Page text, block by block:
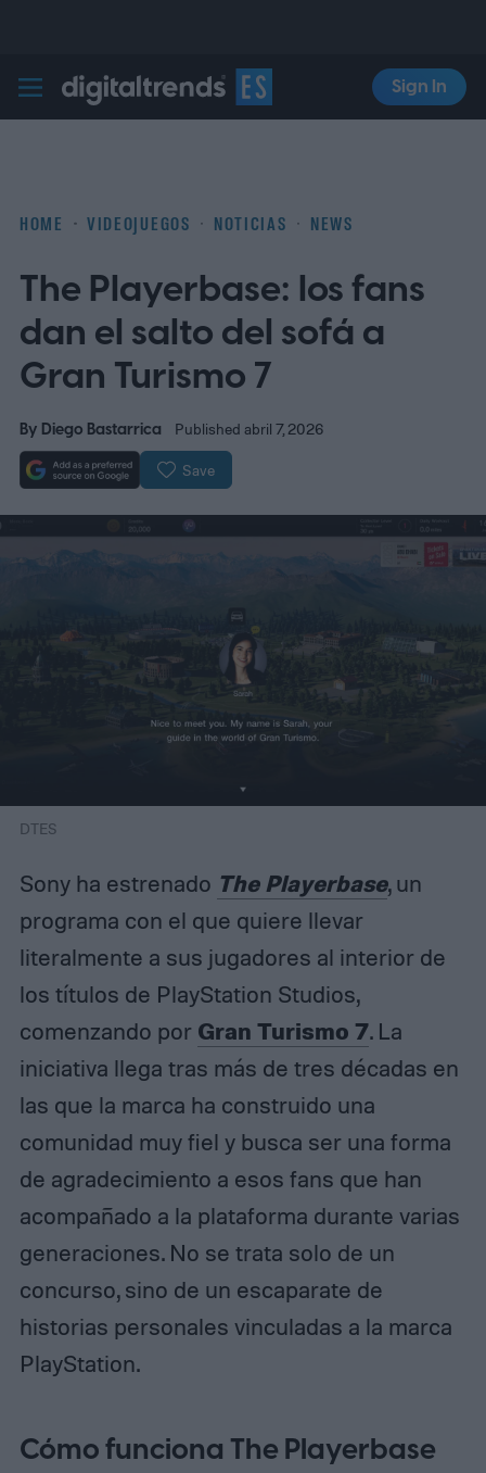
Digital Trends Español
Sign In
HOME VIDEOJUEGOS NOTICIAS NEWS
The Playerbase: los fans
dan el salto del sofá a
Gran Turismo 7
By Diego Bastarrica Published abril 7, 2026
Save
DTES
Sony ha estrenado The Playerbase, un
programa con el que quiere llevar
literalmente a sus jugadores al interior de
los títulos de PlayStation Studios,
comenzando por Gran Turismo 7. La
iniciativa llega tras más de tres décadas en
las que la marca ha construido una
comunidad muy fiel y busca ser una forma
de agradecimiento a esos fans que han
acompañado a la plataforma durante varias
generaciones. No se trata solo de un
concurso, sino de un escaparate de
historias personales vinculadas a la marca
PlayStation.
Cómo funciona The Playerbase